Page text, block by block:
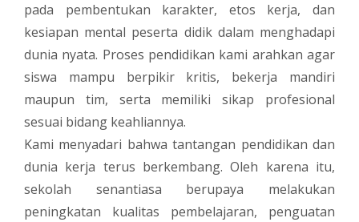
pada pembentukan karakter, etos kerja, dan
kesiapan mental peserta didik dalam menghadapi
dunia nyata. Proses pendidikan kami arahkan agar
siswa mampu berpikir kritis, bekerja mandiri
maupun tim, serta memiliki sikap profesional
sesuai bidang keahliannya.
Kami menyadari bahwa tantangan pendidikan dan
dunia kerja terus berkembang. Oleh karena itu,
sekolah senantiasa berupaya melakukan
peningkatan kualitas pembelajaran, penguatan